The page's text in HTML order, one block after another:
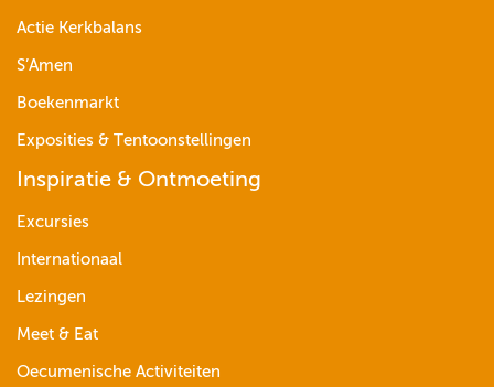
Actie Kerkbalans
S’Amen
Boekenmarkt
Exposities & Tentoonstellingen
Inspiratie & Ontmoeting
Excursies
Internationaal
Lezingen
Meet & Eat
Oecumenische Activiteiten